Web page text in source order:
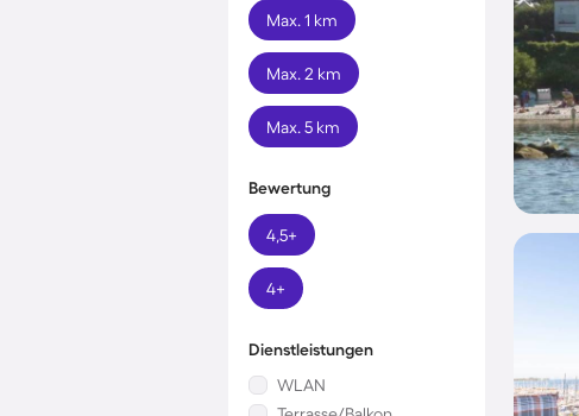
Max. 1 km
Max. 2 km
Max. 5 km
Bewertung
4,5+
4+
Dienstleistungen
WLAN